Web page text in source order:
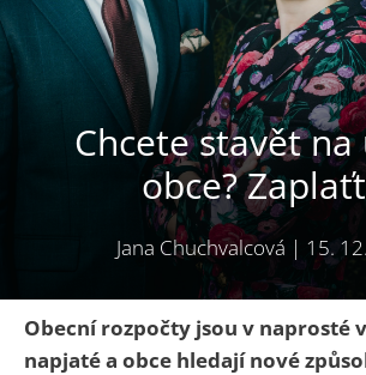
Chcete stavět na
obce?
Jana Chuchvalcová | 15.
Obecní rozpočty jsou v naprosté
napjaté a obce hledají nové